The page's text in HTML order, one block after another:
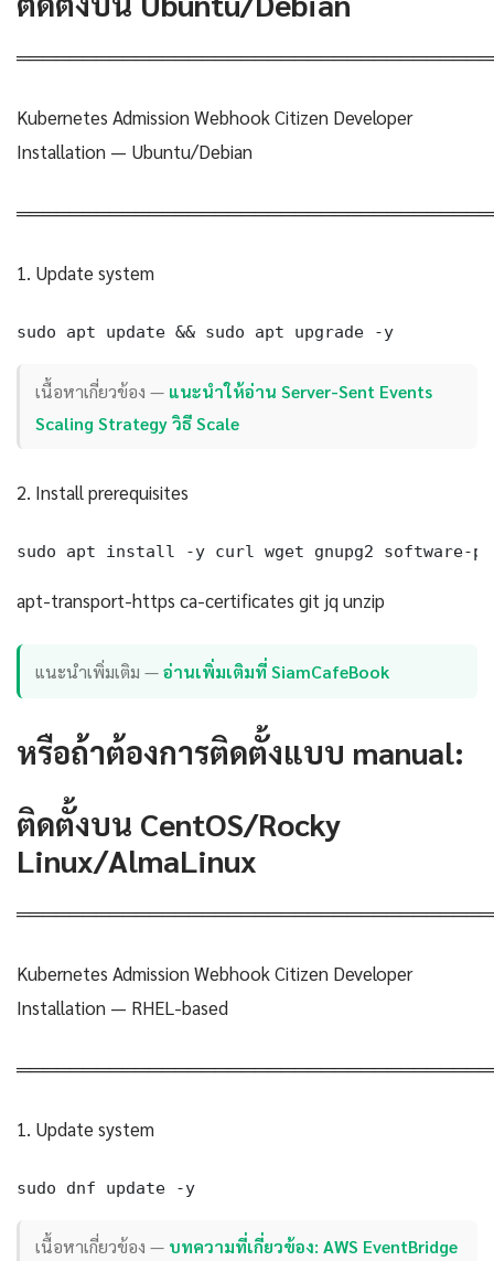
Kubernetes Admission Webhook Citizen Developer
Installation — Ubuntu/Debian
1. Update system
sudo apt update && sudo apt upgrade -y
เนื้อหาเกี่ยวข้อง — แนะนำให้อ่าน Server-Sent Events
Scaling Strategy วิธี Scale
2. Install prerequisites
sudo apt install -y curl wget gnupg2 software-
apt-transport-https ca-certificates git jq unzip
แนะนำเพิ่มเติม —อ่านเพิ่มเติมที่ SiamCafeBook
หรือถ้าต้องการติดตั้งแบบ manual:
ติดตั้งบน CentOS/Rocky
Linux/AlmaLinux
Kubernetes Admission Webhook Citizen Developer
Installation — RHEL-based
1. Update system
sudo dnf update -y
เนื้อหาเกี่ยวข้อง — บทความที่เกี่ยวข้อง: AWS EventBridge